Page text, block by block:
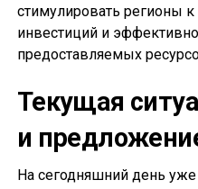
стимулировать регионы
инвестиций и
предоставляемых
Текущая
и
На сегодняшний день